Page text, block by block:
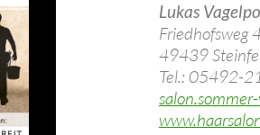
Lukas
Friedhofsweg
49439
Tel.: 05492-